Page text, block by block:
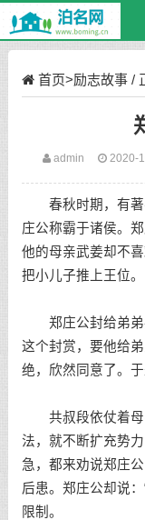
首页>励志故事/
admin 2020-
春秋时期，有著名
庄公称霸于诸侯。
他的母亲武姜却不
把小儿子推上王位。
郑庄公封给弟弟
这个封赏，要他给
绝，欣然同意了。于
共叔段依仗着母
法，就不断扩充势
急，都来劝说郑庄
后患。郑庄公却说
限制。